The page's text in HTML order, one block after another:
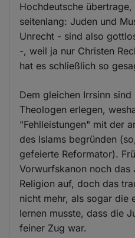
Hochdeutsche
seitenlang: Juden und
Unrecht - sind also
-, weil ja nur Christen
hat es schließlich so
Dem gleichen Irrsinn
Theologen erlegen,
"Fehlleistungen" mit der
des Islams begründen
gefeierte Reformator).
Vorwurfskanon noch das
Religion auf, doch das
nicht mehr, als sogar die
lernen musste, dass die
feiner Zug war.